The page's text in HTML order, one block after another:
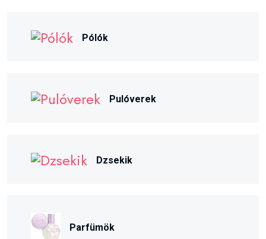
Pólók
Pulóverek
Dzsekik
Parfümök